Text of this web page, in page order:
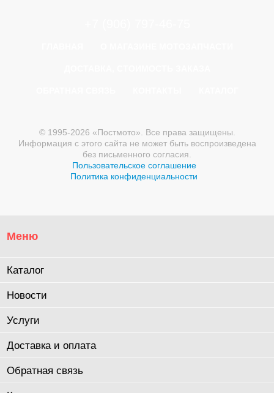
© 1995-2026 «Постмото». Все права защищены.
Информация с этого сайта не может быть воспроизведена
без письменного согласия.
Пользовательское соглашение
Политика конфиденциальности
Меню
Каталог
Новости
Услуги
Доставка и оплата
Обратная связь